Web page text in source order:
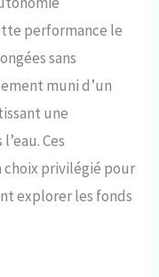
performance le
sans
muni d’un
une
Ces
privilégié pour
explorer les fonds